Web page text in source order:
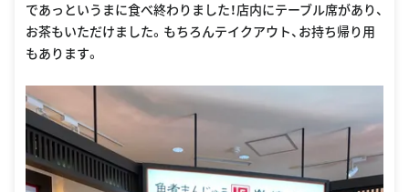
であっというまに食べ終わりました！店内にテーブル席があり、
お茶もいただけました。もちろんテイクアウト、お持ち帰り用
もあります。